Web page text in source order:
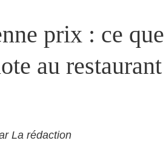
prix : ce
au
La rédaction